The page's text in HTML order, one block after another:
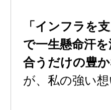
「インフラを
で一生懸命汗
合うだけの豊
が、私の強い想